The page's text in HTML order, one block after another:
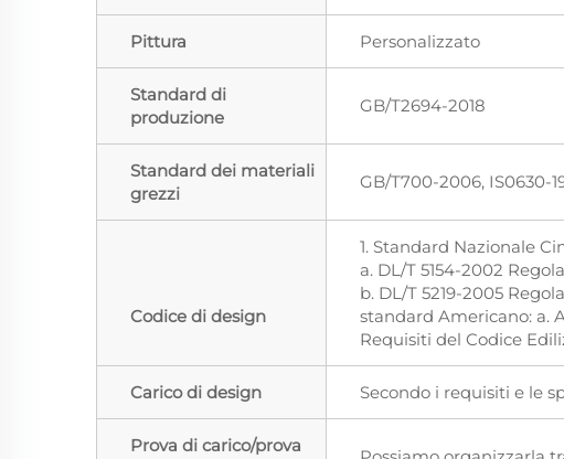
Pittura Personalizzato
Standard di
produzione
GB/T2694-2018
Standard dei materiali
grezzi
GB/T700-2006, IS0630-
Codice di design
1. Standard Nazionale
a. DL/T 5154-2002
b. DL/T 5219-2005
standard Americano: a.
Requisiti del Codice
Carico di design Secondo i requisiti e le
Prova di carico/prova